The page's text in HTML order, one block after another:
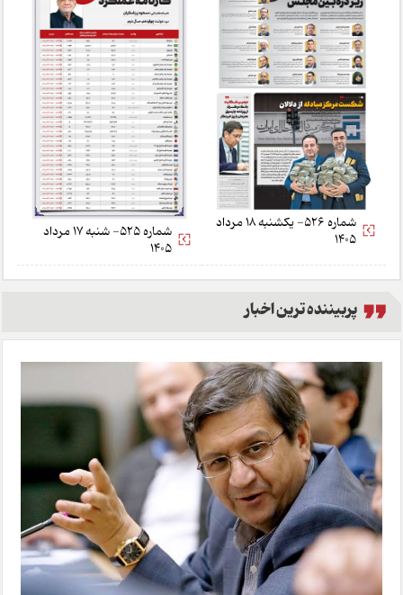
شماره 526- یکشنبه 18 مرداد
1405
شماره 525- شنبه 17 مرداد
1405
پربیننده ترین اخبار